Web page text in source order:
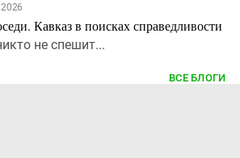
Кавказ в поисках справедливости
не спешит...
ВСЕ БЛОГИ